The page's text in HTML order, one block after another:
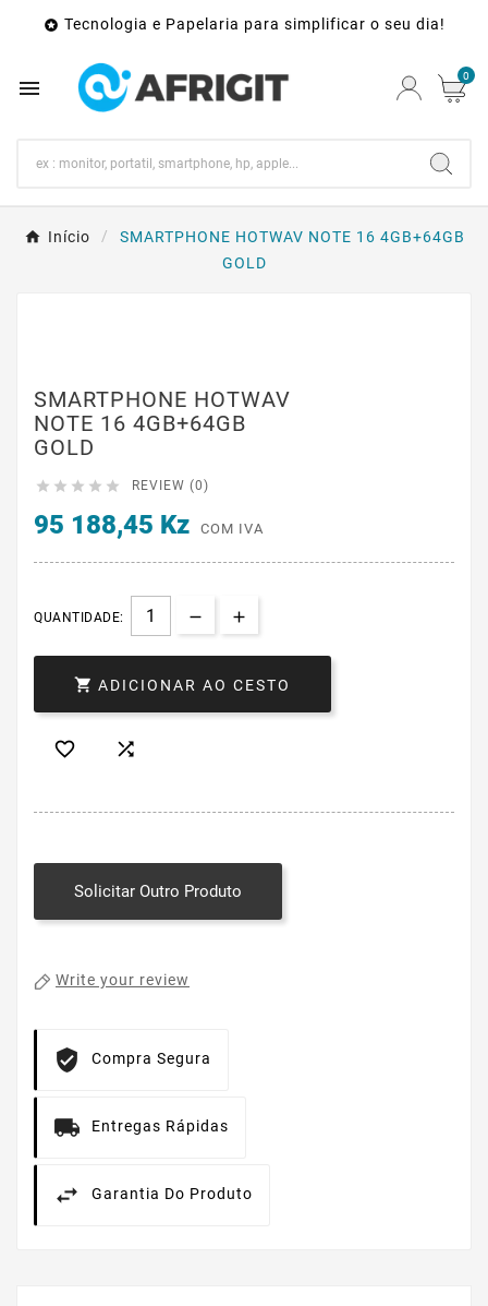
 Tecnologia e Papelaria para simplificar o seu dia!
 0
Início
SMARTPHONE HOTWAV NOTE 16 4GB+64GB
GOLD
SMARTPHONE HOTWAV
NOTE 16 4GB+64GB
GOLD
     REVIEW (0)
95 188,45 Kz COM IVA
QUANTIDADE:
 ADICIONAR AO CESTO
 
Solicitar Outro Produto
Write your review
Compra Segura
Entregas Rápidas
Garantia Do Produto